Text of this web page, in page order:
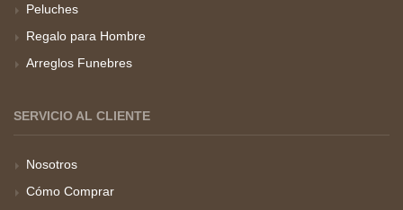
Peluches
Regalo para Hombre
Arreglos Funebres
SERVICIO AL CLIENTE
Nosotros
Cómo Comprar